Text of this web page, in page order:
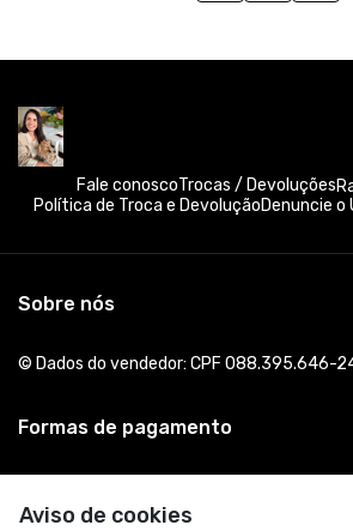
Aviso de cookies
Fale conoscoTrocas / Devoluções
Política de Troca e DevoluçãoDenuncie o
Sobre nós
© Dados do vendedor: CPF 088.395.646-
Formas de pagamento